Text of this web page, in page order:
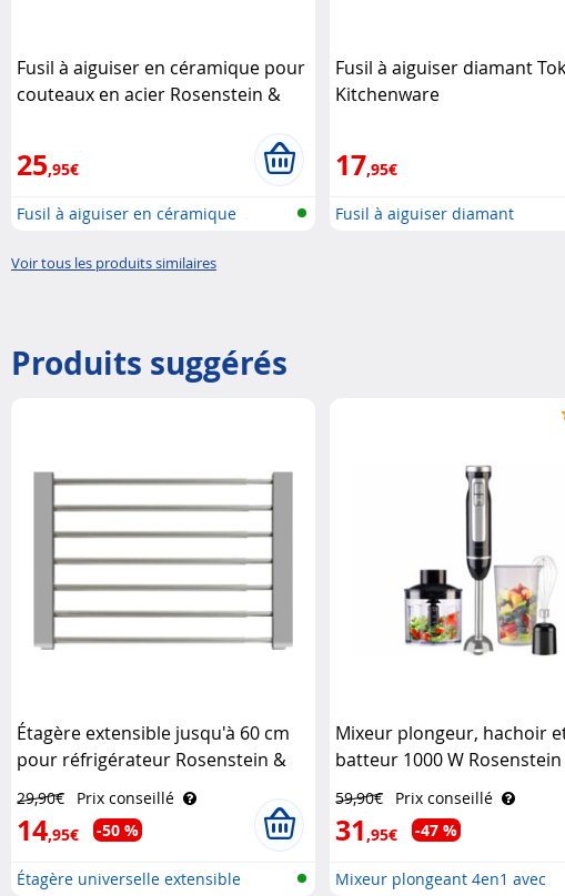
Fusil à aiguiser en céramique pour
couteaux en acier Rosenstein &
25,95€
Fusil à aiguiser en céramique
Fusil à aiguiser diamant
Kitchenware
17,95€
Fusil à aiguiser diamant
Voir tous les produits similaires
Produits suggérés
Étagère extensible jusqu'à 60 cm
pour réfrigérateur Rosenstein &
29,90€ Prix conseillé
14,95€ -50 %
Étagère universelle extensible
Mixeur plongeur, hachoir
batteur 1000 W
59,90€ Prix conseillé
31,95€ -47 %
Mixeur plongeant 4en1 avec